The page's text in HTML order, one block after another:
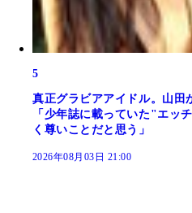
5
真正グラビアアイドル。山田
「少年誌に載っていた"エッ
く尊いことだと思う」
2026年08月03日 21:00